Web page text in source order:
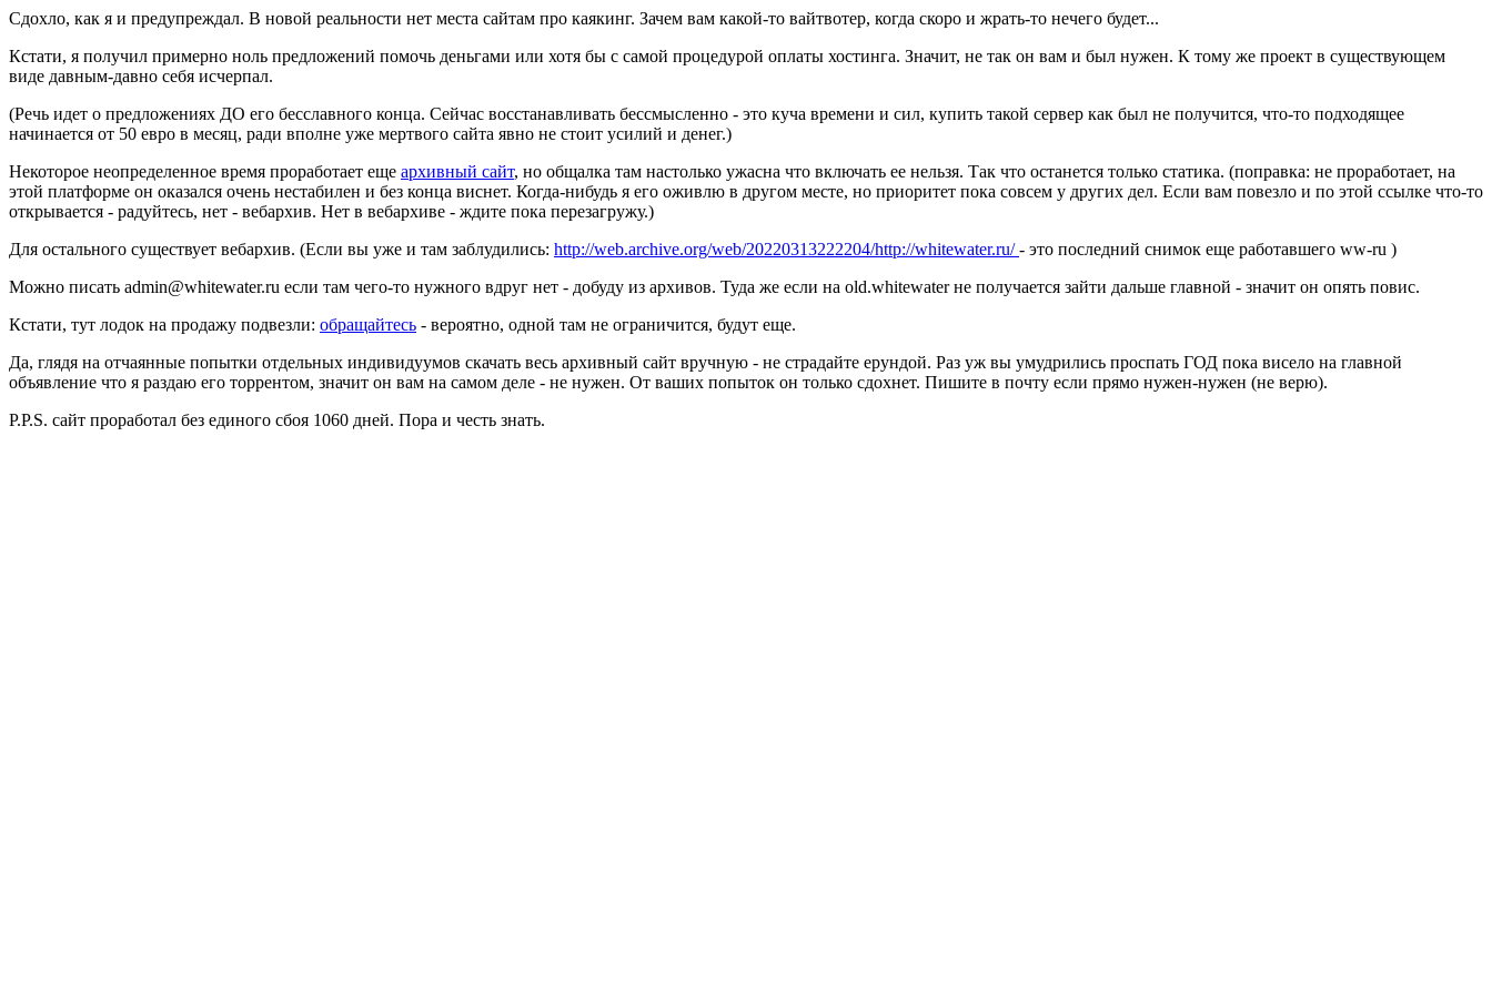
Сдохло, как я и предупреждал. В новой реальности нет места сайтам про каякинг. Зачем вам какой-то вайтвотер, когда скоро и жрать-то нечего будет...
Кстати, я получил примерно ноль предложений помочь деньгами или хотя бы с самой процедурой оплаты хостинга. Значит, не так он вам и был нужен. К тому же проект в существующем
виде давным-давно себя исчерпал.
(Речь идет о предложениях ДО его бесславного конца. Сейчас восстанавливать бессмысленно - это куча времени и сил, купить такой сервер как был не получится, что-то подходящее
начинается от 50 евро в месяц, ради вполне уже мертвого сайта явно не стоит усилий и денег.)
Некоторое неопределенное время проработает еще архивный сайт, но общалка там настолько ужасна что включать ее нельзя. Так что останется только статика. (поправка: не проработает, на
этой платформе он оказался очень нестабилен и без конца виснет. Когда-нибудь я его оживлю в другом месте, но приоритет пока совсем у других дел. Если вам повезло и по этой ссылке что-то
открывается - радуйтесь, нет - вебархив. Нет в вебархиве - ждите пока перезагружу.)
Для остального существует вебархив. (Если вы уже и там заблудились: http://web.archive.org/web/20220313222204/http://whitewater.ru/- это последний снимок еще работавшего ww-ru )
Можно писать admin@whitewater.ru если там чего-то нужного вдруг нет - добуду из архивов. Туда же если на old.whitewater не получается зайти дальше главной - значит он опять повис.
Кстати, тут лодок на продажу подвезли: обращайтесь - вероятно, одной там не ограничится, будут еще.
Да, глядя на отчаянные попытки отдельных индивидуумов скачать весь архивный сайт вручную - не страдайте ерундой. Раз уж вы умудрились проспать ГОД пока висело на главной
объявление что я раздаю его торрентом, значит он вам на самом деле - не нужен. От ваших попыток он только сдохнет. Пишите в почту если прямо нужен-нужен (не верю).
P.P.S. сайт проработал без единого сбоя 1060 дней. Пора и честь знать.